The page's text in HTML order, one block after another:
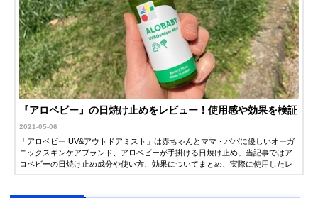
『アロベビー』の日焼け止めをレビュー！使用感や効果を検証
2021-05-06
「アロベビー UV&アウトドアミスト」は赤ちゃんとママ・パパに優しいオーガ
ニックスキンケアブランド、アロベビーが手掛ける日焼け止め。当記事ではア
ロベビーの日焼け止め成分や使い方、効果についてまとめ、実際に使用したレ